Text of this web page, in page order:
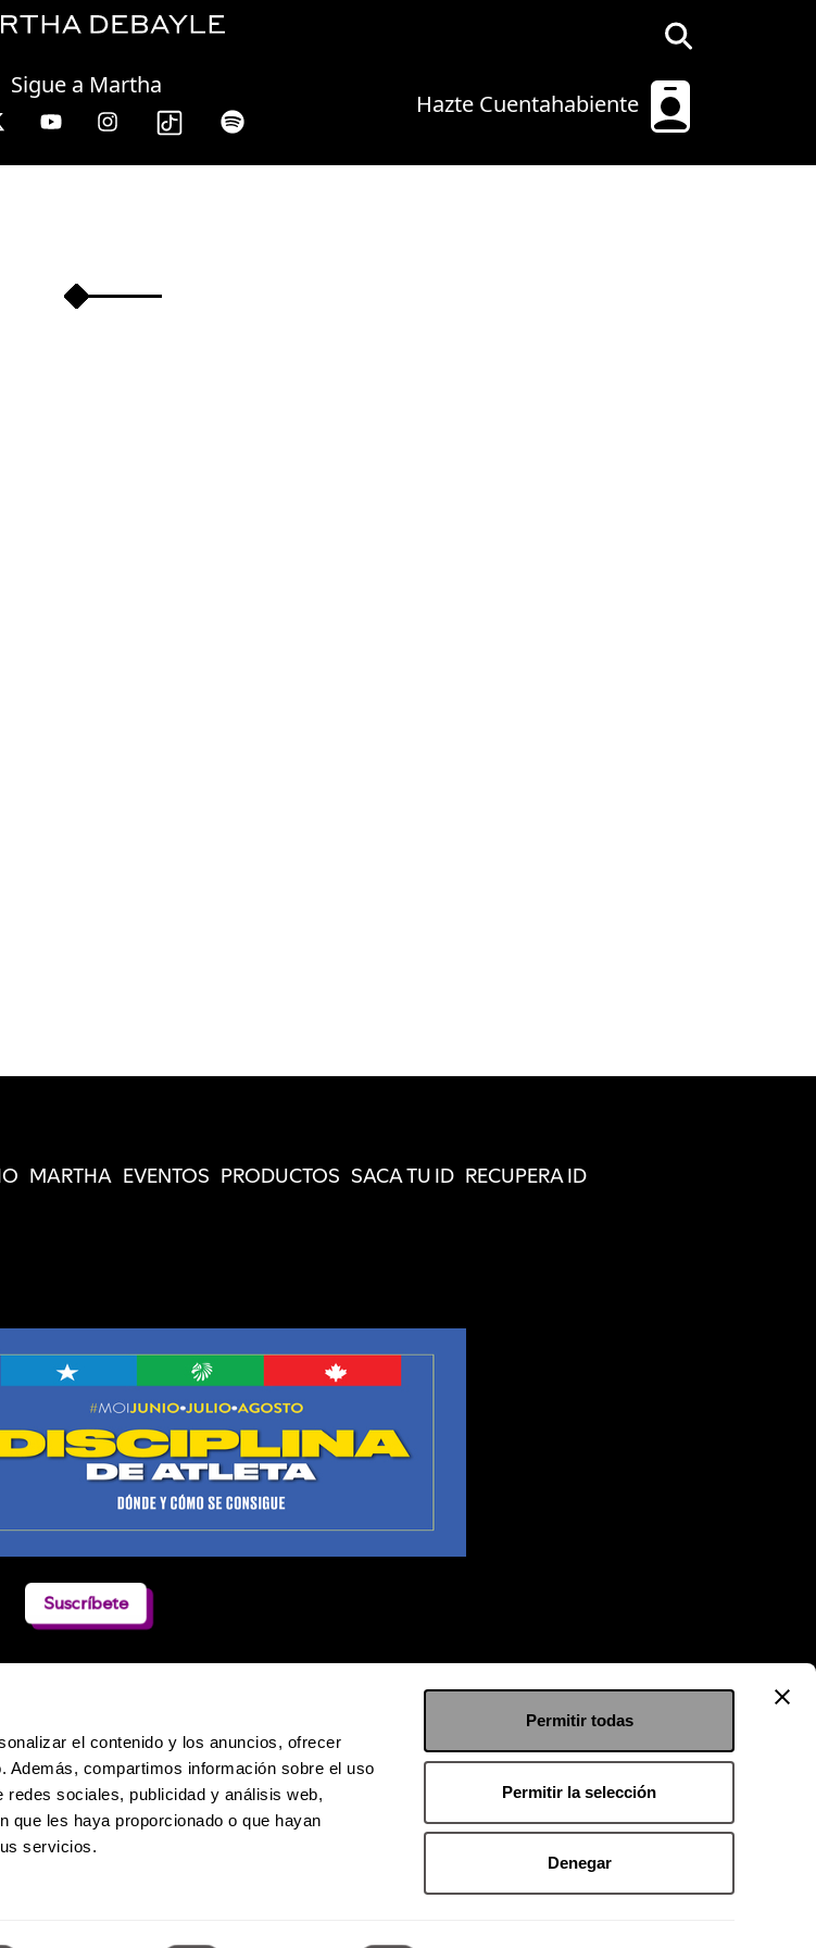
el contenido y los anuncios, ofrecer
compartimos información sobre el uso
sociales, publicidad y análisis web,
que les haya proporcionado o que hayan
servicios.
Permitir todas
Permitir la selección
Denegar
Hazte Cuentahabiente
Sigue a Martha
MARTHA EVENTOS PRODUCTOS SACA TU ID RECUPERA ID
Suscríbete